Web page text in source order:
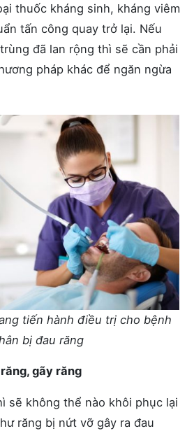
thuốc kháng sinh, kháng viêm
tấn công quay trở lại. Nếu
đã lan rộng thì sẽ cần phải
pháp khác để ngăn ngừa
tiến hành điều trị cho bệnh
bị đau răng
gãy răng
sẽ không thể nào khôi phục lại
răng bị nứt vỡ gây ra đau